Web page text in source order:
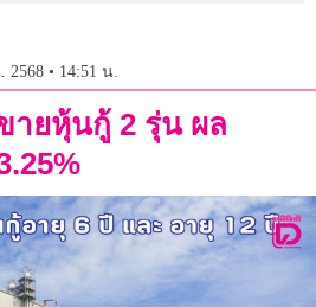
2568 • 14:51 น.
ายหุ้นกู้ 2 รุ่น ผล